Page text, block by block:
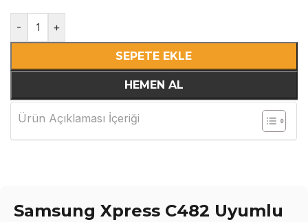
- +
SEPETE EKLE
HEMEN AL
Ürün Açıklaması İçeriği
Samsung Xpress C482 Uyumlu